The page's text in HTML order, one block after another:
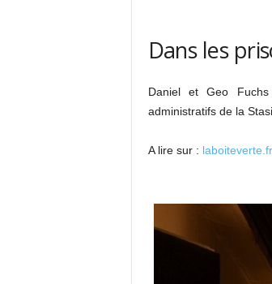
Dans les
Daniel et Geo
administratifs de la
A lire sur : laboiteverte.fr